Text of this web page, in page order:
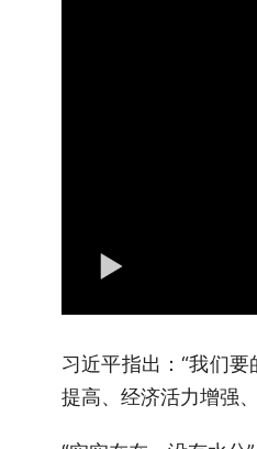
习近平指出：“我们
提高、经济活力增强